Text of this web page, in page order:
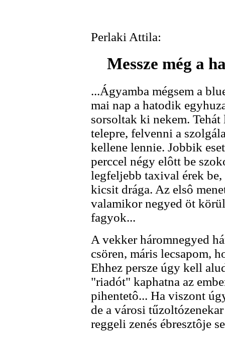
Perlaki Attila:
Messze még a
...Ágyamba mégsem a
mai nap a hatodik
sorsoltak ki nekem. Tehát
telepre, felvenni a
kellene lennie. Jobbik
perccel négy elôtt be
legfeljebb taxival érek be,
kicsit drága. Az elsô
valamikor negyed öt
fagyok...
A vekker háromnegyed
csören, máris lecsapom,
Ehhez persze úgy kell
"riadót" kaphatna az
pihentetô... Ha viszont
de a városi
reggeli zenés ébresztôje